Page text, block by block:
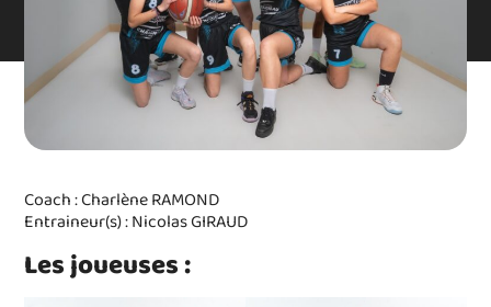
Coach : Charlène RAMOND
Entraineur(s) : Nicolas GIRAUD
Les joueuses :